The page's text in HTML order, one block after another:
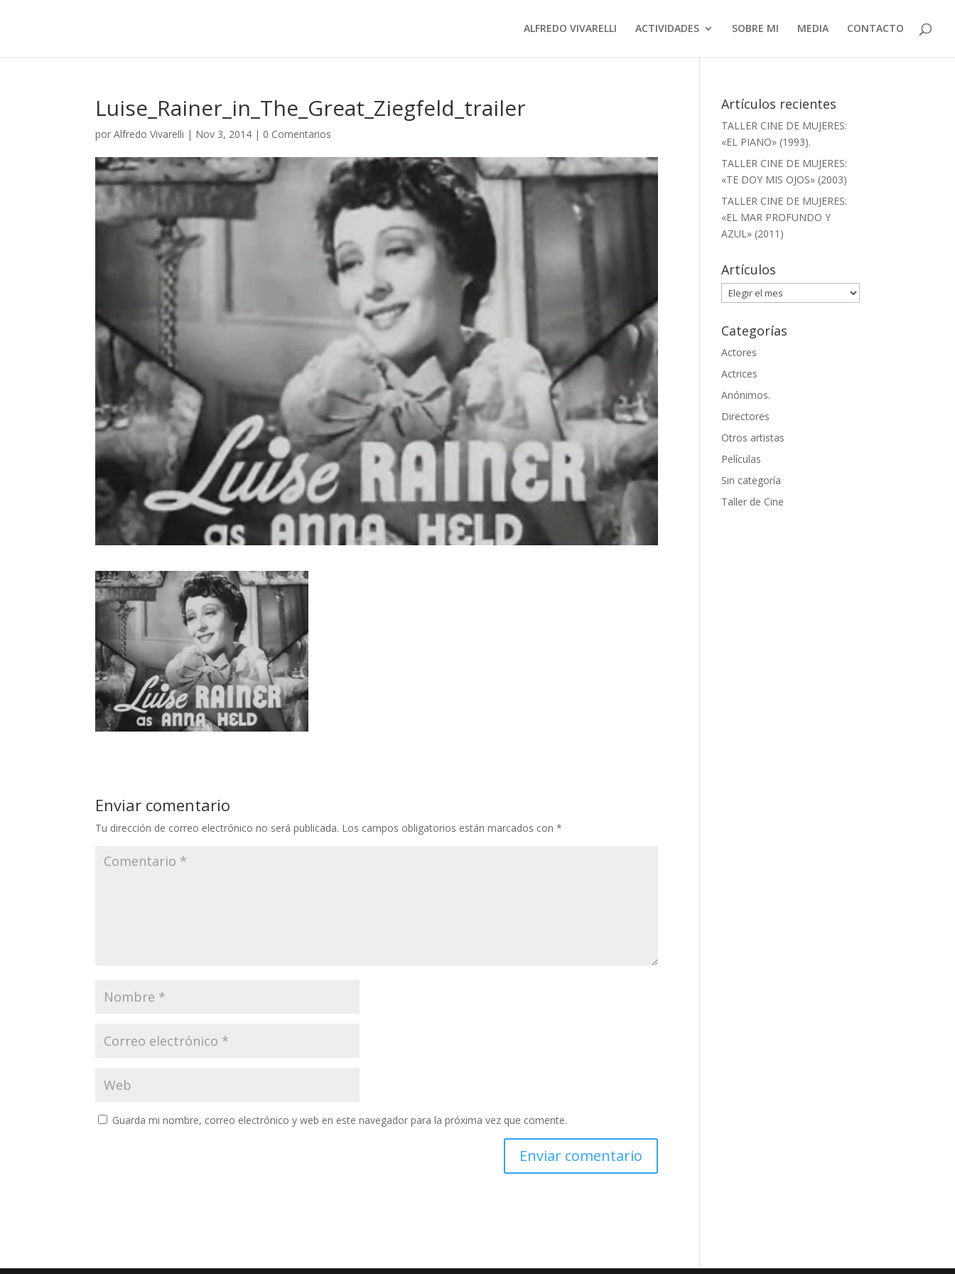
ALFREDO VIVARELLI ACTIVIDADES SOBRE MI MEDIA CONTACTO
Luise_Rainer_in_The_Great_Ziegfeld_trailer
porAlfredo Vivarelli | Nov 3, 2014 | 0 Comentarios
Enviar comentario
Tu dirección de correo electrónico no será publicada. Los campos obligatorios están marcados con*
Guarda mi nombre, correo electrónico y web en este navegador para la próxima vez que comente.
Artículos recientes
TALLER CINE DE MUJERES:
«EL PIANO» (1993).
TALLER CINE DE MUJERES:
«TE DOY MIS OJOS» (2003)
TALLER CINE DE MUJERES:
«EL MAR PROFUNDO Y
AZUL» (2011)
Artículos
Artículos
Categorías
Actores
Actrices
Anónimos.
Directores
Otros artistas
Películas
Sin categoría
Taller de Cine